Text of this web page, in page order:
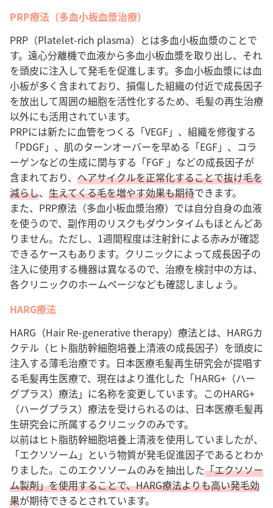
PRP療法（多血小板血漿治療）
PRP（Platelet-rich plasma）とは多血小板血漿のことで
す。遠心分離機で血液から多血小板血漿を取り出し、それ
を頭皮に注入して発毛を促進します。多血小板血漿には血
小板が多く含まれており、損傷した組織の付近で成長因子
を放出して周囲の細胞を活性化するため、毛髪の再生治療
以外にも活用されています。
PRPには新たに血管をつくる「VEGF」、組織を修復する
「PDGF」、肌のターンオーバーを早める「EGF」、コラ
ーゲンなどの生成に関与する「FGF 」などの成長因子が
含まれており、 ヘアサイクルを正常化することで抜け毛を
減らし、 生えてくる毛を増やす効果も期待できます。
また、PRP療法（多血小板血漿治療）では自分自身の血液
を使うので、副作用のリスクもダウンタイムもほとんどあ
りません。ただし、1週間程度は注射針による赤みが確認
できるケースもあります。クリニックによって成長因子の
注入に使用する機器は異なるので、治療を検討中の方は、
各クリニックのホームページなども確認しましょう。
HARG療法
HARG（Hair Re-generative therapy）療法とは、HARGカ
クテル（ヒト脂肪幹細胞培養上清液の成長因子）を頭皮に
注入する薄毛治療です。日本医療毛髪再生研究会が提唱す
る毛髪再生医療で、現在はより進化した「HARG+（ハー
グプラス）療法」に名称を変更しています。このHARG+
（ハーグプラス）療法を受けられるのは、日本医療毛髪再
生研究会に所属するクリニックのみです。
以前はヒト脂肪幹細胞培養上清液を使用していましたが、
「エクソソーム」という物質が発毛促進因子であるとわか
りました。このエクソソームのみを抽出した「エクソソー
ム製剤」を使用することで、HARG療法よりも高い発毛効
果が期待できるとされています。